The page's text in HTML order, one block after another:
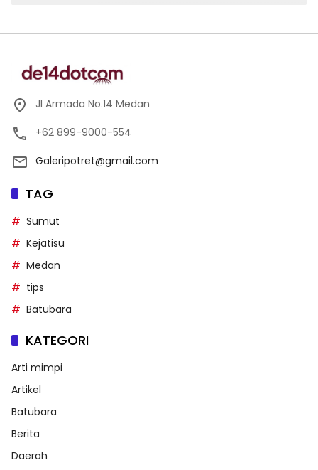
Jl Armada No.14 Medan
+62 899-9000-554
Galeripotret@gmail.com
TAG
Sumut
Kejatisu
Medan
tips
Batubara
KATEGORI
Arti mimpi
Artikel
Batubara
Berita
Daerah